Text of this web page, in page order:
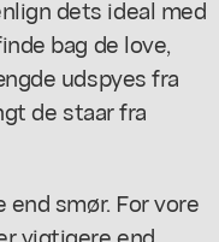
dets ideal med
bag de love,
udspyes fra
de staar fra
smør. For vore
vigtigere end